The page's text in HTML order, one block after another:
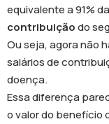
equivalente a 91%
contribuiçãodo
Ou seja, agora não
salários de
doença.
Essa diferença
o valor do benefício